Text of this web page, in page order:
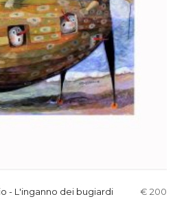
- L'inganno dei bugiardi € 200